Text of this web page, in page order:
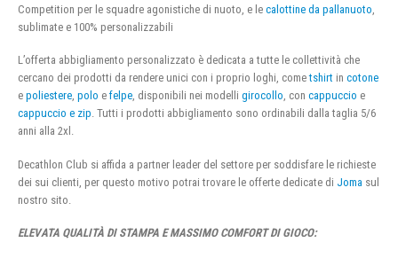
Competition per le squadre agonistiche di nuoto, e le calottine da pallanuoto,
sublimate e 100% personalizzabili
L’offerta abbigliamento personalizzato è dedicata a tutte le collettività che
cercano dei prodotti da rendere unici con i proprio loghi, cometshirt in cotone
e poliestere, polo e felpe, disponibili nei modelli girocollo, con cappuccio e
cappuccio e zip. Tutti i prodotti abbigliamento sono ordinabili dalla taglia 5/6
anni alla 2xl.
Decathlon Club si affida a partner leader del settore per soddisfare le richieste
dei sui clienti, per questo motivo potrai trovare le offerte dedicate di Joma sul
nostro sito.
ELEVATA QUALITÀ DI STAMPA E MASSIMO COMFORT DI GIOCO: